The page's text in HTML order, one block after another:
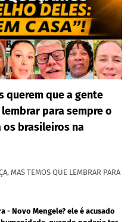
querem que a gente
para sempre o
os brasileiros na
MAS TEMOS QUE LEMBRAR PARA
- Novo Mengele? ele é acusado